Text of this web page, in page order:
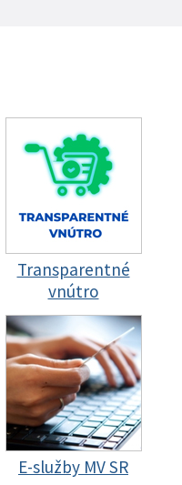
Transparentné
vnútro
E-služby MV SR